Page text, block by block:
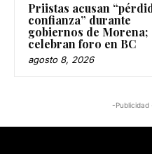
Priistas acusan
confianza” durante
gobiernos de Morena;
celebran foro en BC
agosto 8, 2026
-Publicidad